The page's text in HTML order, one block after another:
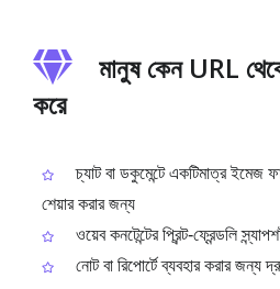
মানুষ কেন URL
করে
চ্যাট বা ডকুমেন্টে একটিমাত্র ইমেজ
শেয়ার করার জন্য
ওয়েব কনটেন্টের প্রিন্ট‑ফ্রেন্ডলি
নোট বা রিপোর্টে ব্যবহার করার জন্য